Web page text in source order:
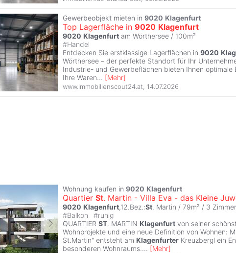
Gewerbeobjekt mieten in 9020 Klagenfurt
Top Lagerfläche in 9020 Klagenfurt
9020 Klagenfurt am Wörthersee / 100m²
#Handel
Entdecken Sie erstklassige Lagerflächen in 9020
Wörthersee – der perfekte Standort für Ihr
Industrie- und Gewerbeflächen bieten Ihnen optimale
Ihre Waren... [Mehr]
www.immobilienscout24.at, 14.07.2026
Wohnung kaufen in 9020 Klagenfurt
Quartier St. Martin - Villa Eva - das Kleine
9020 Klagenfurt,12.Bez.:St. Martin / 79m² / 3 Zimmer
#Balkon #ruhig
QUARTIER ST. MARTIN Klagenfurt von seiner
Wohnprojekte und eine neue Definition von Wohnen:
St.Martin" entsteht am Klagenfurter Kreuzbergl ein
besonderen Wohnraums.... [Mehr]